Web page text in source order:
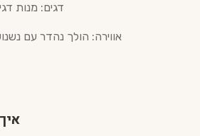
דגים: מנות
אווירה: הולך נהדר עם